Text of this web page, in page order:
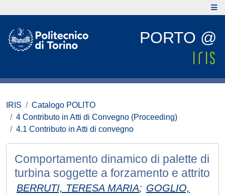
PORTO @
IRIS
Catalogo POLITO
4 Contributo in Atti di Convegno (Proceeding)
4.1 Contributo in Atti di convegno
Comportamento dinamico di palette di
turbina soggette a forzamento e attrito
BERRUTI, TERESA MARIA; GOGLIO,